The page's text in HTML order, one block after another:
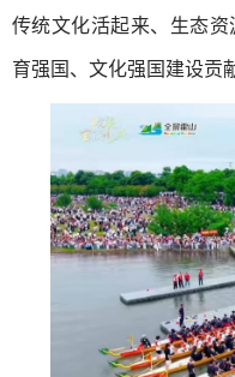
传统文化活起来、生态
育强国、文化强国建设贡